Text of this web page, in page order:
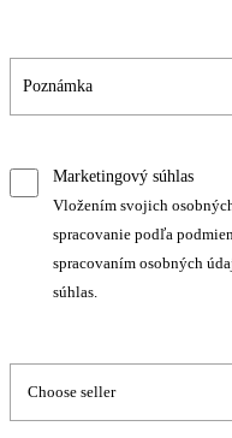
Marketingový súhlas
Vložením svojich
spracovanie podľa
spracovaním osobných
súhlas.